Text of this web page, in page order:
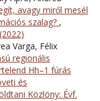
avagy miről mesél
szalag? ,
Varga, Félix
regionális
Hh–1 fúrás
és
Közlöny: Évf.